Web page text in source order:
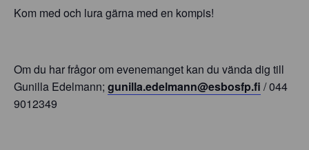
Kom med och lura gärna med en kompis!
Om du har frågor om evenemanget kan du vända dig till
Gunilla Edelmann; gunilla.edelmann@esbosfp.fi / 044
9012349